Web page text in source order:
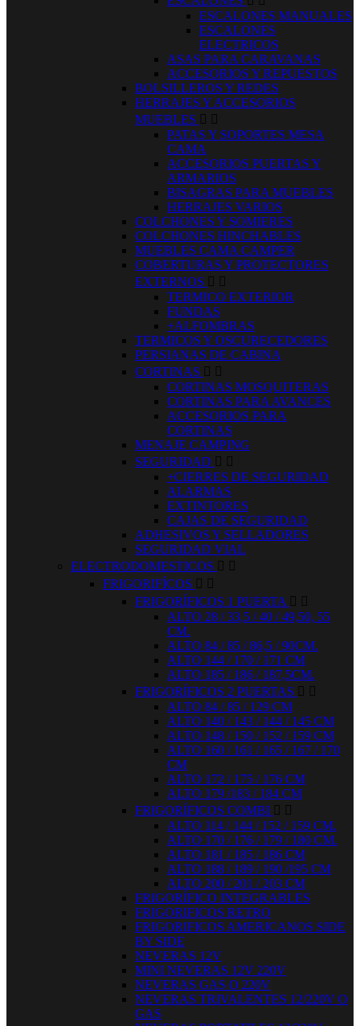
ESCALONES MANUALES
ESCALONES
ELECTRICOS
ASAS PARA CARAVANAS
ACCESORIOS Y REPUESTOS
BOLSILLEROS Y REDES
HERRAJES Y ACCESORIOS
MUEBLES  
PATAS Y SOPORTES MESA
CAMA
ACCESORIOS PUERTAS Y
ARMARIOS
BISAGRAS PARA MUEBLES
HERRAJES VARIOS
COLCHONES Y SOMIERES
COLCHONES HINCHABLES
MUEBLES CAMA CAMPER
COBERTURAS Y PROTECTORES
EXTERNOS  
TERMICO EXTERIOR
FUNDAS
+ALFOMBRAS
TERMICOS Y OSCURECEDORES
PERSIANAS DE CABINA
CORTINAS  
CORTINAS MOSQUITERAS
CORTINAS PARA AVANCES
ACCESORIOS PARA
CORTINAS
MENAJE CAMPING
SEGURIDAD  
+CIERRES DE SEGURIDAD
ALARMAS
EXTINTORES
CAJAS DE SEGURIDAD
ADHESIVOS Y SELLADORES
SEGURIDAD VIAL
ELECTRODOMESTICOS  
FRIGORIFÍCOS  
FRIGORÍFICOS 1 PUERTA  
ALTO 28 / 33,5 / 40 / 49,50, 55
CM.
ALTO 84 / 85 / 86,5 / 90CM.
ALTO 144 / 170 / 171 CM
ALTO 185 / 186 / 187,5CM.
FRIGORÍFICOS 2 PUERTAS  
ALTO 84 / 85 / 129 CM
ALTO 140 / 143 / 144 / 145 CM
ALTO 148 / 150 / 152 / 159 CM
ALTO 160 / 161 / 165 / 167 / 170
CM
ALTO 172 / 175 / 176 CM
ALTO 179 /183 / 184 CM
FRIGORÍFICOS COMBI  
ALTO 114 / 144 / 152 / 159 CM.
ALTO 170 / 176 / 179 / 180 CM.
ALTO 181 / 185 / 186 CM
ALTO 188 / 189 / 190 /195 CM
ALTO 200 / 201 / 203 CM
FRIGORÍFICO INTEGRABLES
FRIGORIFICOS RETRO
FRIGORIFICOS AMERICANOS SIDE
BY SIDE
NEVERAS 12V
MINI NEVERAS 12V 220V
NEVERAS GAS O 220V
NEVERAS TRIVALENTES 12/220V O
GAS